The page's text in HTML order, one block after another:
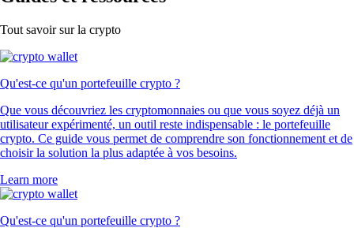
Tout savoir sur la crypto
Qu'est-ce qu'un portefeuille crypto ?
Que vous découvriez les cryptomonnaies ou que vous soyez déjà un
utilisateur expérimenté, un outil reste indispensable : le portefeuille
crypto. Ce guide vous permet de comprendre son fonctionnement et de
choisir la solution la plus adaptée à vos besoins.
Learn more
Qu'est-ce qu'un portefeuille crypto ?